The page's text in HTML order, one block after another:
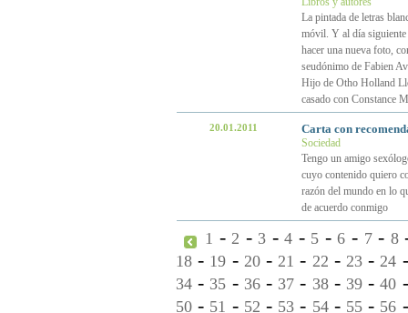
La pintada de letras
móvil. Y al día siguiente
hacer una nueva foto,
seudónimo de Fabien
Hijo de Otho Holland
casado con Constance
20.01.2011 Carta con
Sociedad
Tengo un amigo
cuyo contenido quiero
razón del mundo en lo
de acuerdo conmigo
1 -2 - 3 -4 - 5 -6 - 7- 8
18 - 19 - 20-21 - 22 - 23-24
34 - 35 - 36- 37 - 38- 39-40
50 - 51 - 52 - 53 - 54- 55- 56